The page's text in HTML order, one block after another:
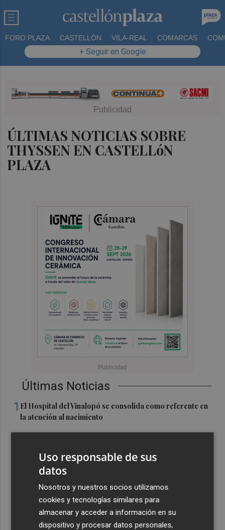
FORO PLAZA CASTELLÓN VILA-REAL COMARCAS
+ Seguir en Google
ÚLTIMAS NOTICIAS SOBRE
THYSSEN EN CASTELLóN
PLAZA
Últimas Noticias
1 El Hospital del Vinalopó se consolida como referente en
la atención al nacimiento
2
mollar de Elche
María Escarmiento se suma a El Kanka en el cartel del
festival Epicentro de Mula
UPCT Makers culmina con éxito un catamarán para
monitorizar el Mar Menor y ya prepara un dron
Uso responsable de sus
datos
Nosotros y nuestros socios utilizamos
cookies y tecnologías similares para
almacenar y acceder a información en su
dispositivo y procesar datos personales,